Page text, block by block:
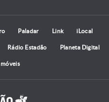
Paladar Link iLocal
Rádio Estadão Planeta Digital